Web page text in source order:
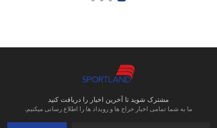
مشترک شوید تا آخرین اخبار را دریافت کنید
ما به شما تمامی اخبار حراج ها و رویداد ها را اطلاع رسانی میکنیم.